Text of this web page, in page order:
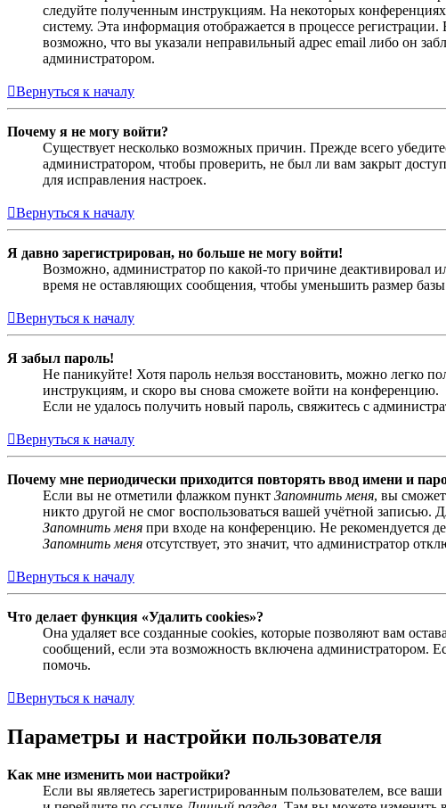
следуйте полученным инструкциям. На некоторых
систему. Эта информация отображается в процессе
возможно, что вы указали неправильный адрес email либо он
администратором.
Вернуться к началу
Почему я не могу войти?
Существует несколько возможных причин. Прежде всего
администратором, чтобы проверить, не был ли вам закрыт
для исправления настроек.
Вернуться к началу
Я давно зарегистрирован, но больше не могу войти!
Возможно, администратор по какой-то причине деактивировал
время не оставляющих сообщения, чтобы уменьшить размер
Вернуться к началу
Я забыл пароль!
Не паникуйте! Хотя пароль нельзя восстановить, можно легко
инструкциям, и скоро вы снова сможете войти на конференцию.
Если не удалось получить новый пароль, свяжитесь с
Вернуться к началу
Почему мне периодически приходится повторять ввод имени и
Если вы не отметили флажком пункт Запомнить меня, вы
никто другой не смог воспользоваться вашей учётной
Запомнить меня при входе на конференцию. Не рекомендуется
Запомнить меня отсутствует, это значит, что администратор
Вернуться к началу
Что делает функция «Удалить cookies»?
Она удаляет все созданные cookies, которые позволяют вам
сообщений, если эта возможность включена администратором.
помочь.
Вернуться к началу
Параметры и настройки пользователя
Как мне изменить мои настройки?
Если вы являетесь зарегистрированным пользователем, все